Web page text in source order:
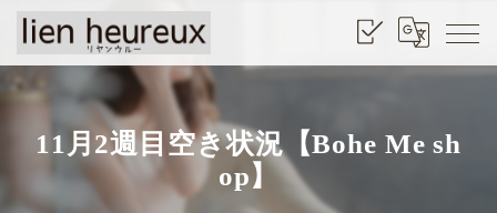
11月2週目空き状況【Bohe Me sh
op】